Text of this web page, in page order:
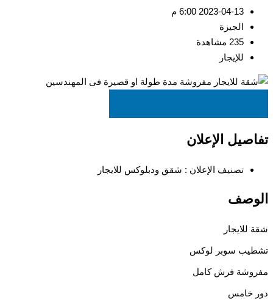
2023-04-13 6:00 م
الجيزة
235 مشاهدة
للإيجار
تفاصيل الإعلان
تصنيف الإعلان : شقق ودبلوكس للايجار
الوصف
شقة للايجار
تشطيب سوبر لوكس
مفروشة فرش كامل
دور خامس